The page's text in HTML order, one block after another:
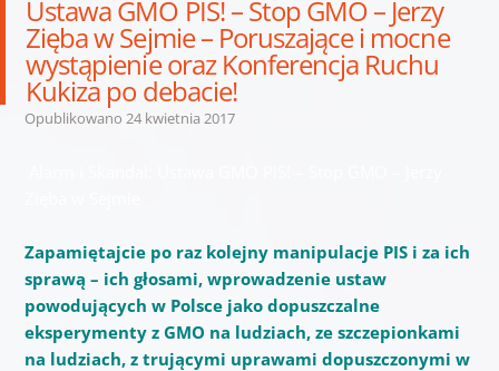
Ustawa GMO PIS! – Stop GMO – Jerzy
Zięba w Sejmie – Poruszające i mocne
wystąpienie oraz Konferencja Ruchu
Kukiza po debacie!
Opublikowano 24 kwietnia 2017
Zapamiętajcie po raz kolejny manipulacje PIS i za ich
sprawą – ich głosami, wprowadzenie ustaw
powodujących w Polsce jako dopuszczalne
eksperymenty z GMO na ludziach, ze szczepionkami
na ludziach, z trującymi uprawami dopuszczonymi w